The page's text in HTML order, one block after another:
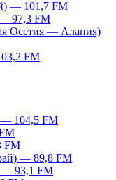
— 101,7 FM
97,3 FM
Осетия — Алания)
FM
— 104,5 FM
FM
— 89,8 FM
— 93,1 FM